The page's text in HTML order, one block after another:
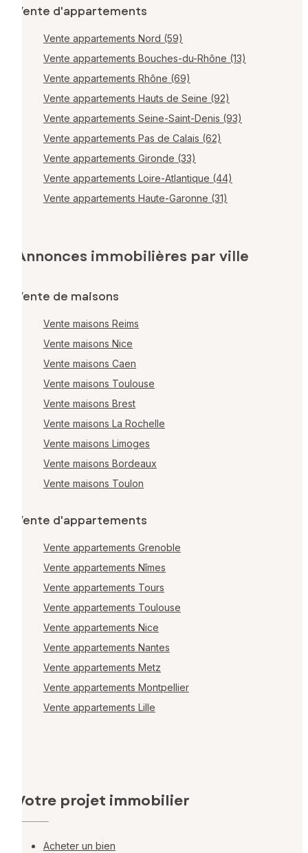
Vente d'appartements
Vente appartements Nord (59)
Vente appartements Bouches-du-Rhône (13)
Vente appartements Rhône (69)
Vente appartements Hauts de Seine (92)
Vente appartements Seine-Saint-Denis (93)
Vente appartements Pas de Calais (62)
Vente appartements Gironde (33)
Vente appartements Loire-Atlantique (44)
Vente appartements Haute-Garonne (31)
Annonces immobilières par ville
Vente de maisons
Vente maisons Reims
Vente maisons Nice
Vente maisons Caen
Vente maisons Toulouse
Vente maisons Brest
Vente maisons La Rochelle
Vente maisons Limoges
Vente maisons Bordeaux
Vente maisons Toulon
Vente d'appartements
Vente appartements Grenoble
Vente appartements Nîmes
Vente appartements Tours
Vente appartements Toulouse
Vente appartements Nice
Vente appartements Nantes
Vente appartements Metz
Vente appartements Montpellier
Vente appartements Lille
Votre projet immobilier
Acheter un bien